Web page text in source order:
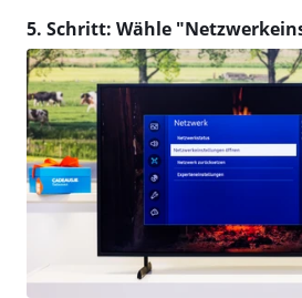
5. Schritt: Wähle